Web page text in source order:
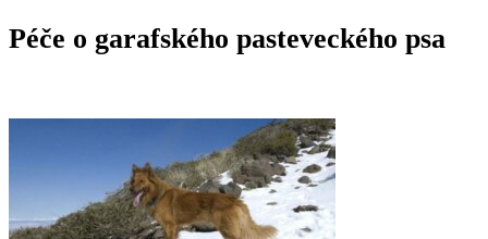
Péče o garafského pasteveckého psa